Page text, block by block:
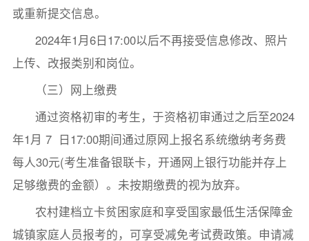
或重新提交信息。
2024年1月6日17:00以后不再接受信息修改、照片
上传、改报类别和岗位。
（三）网上缴费
通过资格初审的考生，于资格初审通过之后至2024
年1月 7 日17:00期间通过原网上报名系统缴纳考务费
每人30元(考生准备银联卡，开通网上银行功能并存上
足够缴费的金额）。未按期缴费的视为放弃。
农村建档立卡贫困家庭和享受国家最低生活保障金
城镇家庭人员报考的，可享受减免考试费政策。申请减